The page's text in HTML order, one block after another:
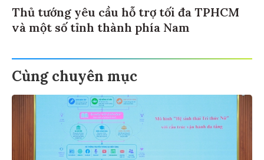
Thủ tướng yêu cầu hỗ trợ tối đa TPHCM
và một số tỉnh thành phía Nam
Cùng chuyên mục